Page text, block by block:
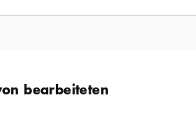
bearbeiteten